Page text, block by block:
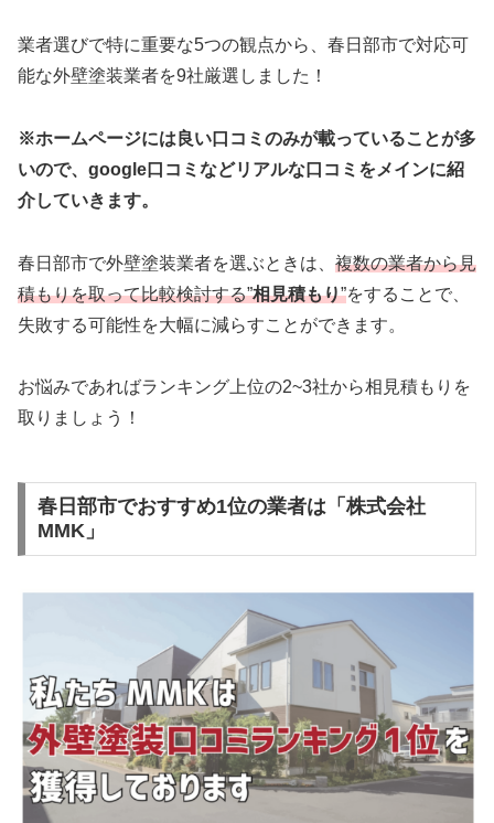
業者選びで特に重要な5つの観点から、春日部市で対応可
能な外壁塗装業者を9社厳選しました！
※ホームページには良い口コミのみが載っていることが多
いので、google口コミなどリアルな口コミをメインに紹
介していきます。
春日部市で外壁塗装業者を選ぶときは、 複数の業者から見
積もりを取って比較検討する”相見積もり”をすることで、
失敗する可能性を大幅に減らすことができます。
お悩みであればランキング上位の2~3社から相見積もりを
取りましょう！
春日部市でおすすめ1位の業者は「株式会社
MMK」